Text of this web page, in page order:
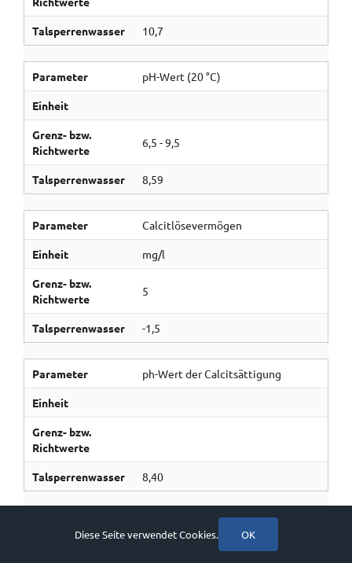
Talsperrenwasser 10,7
Parameter pH-Wert (20 °C)
Einheit
Grenz- bzw.
Richtwerte
6,5 - 9,5
Talsperrenwasser 8,59
Parameter Calcitlösevermögen
Einheit mg/l
Grenz- bzw.
Richtwerte
5
Talsperrenwasser -1,5
Parameter ph-Wert der Calcitsättigung
Einheit
Grenz- bzw.
Richtwerte
Talsperrenwasser 8,40
Säurekapazität bis pH 4,3
Diese Seite verwendet Cookies. OK